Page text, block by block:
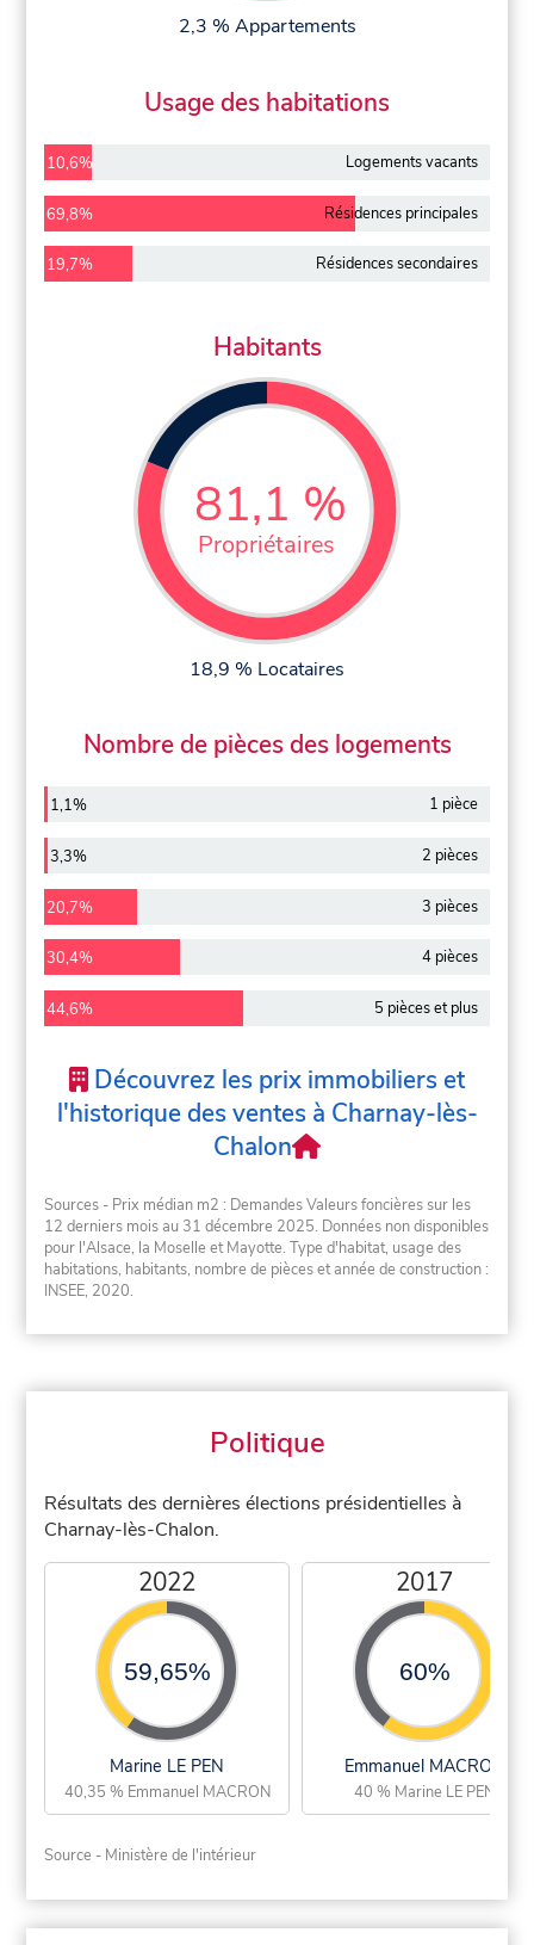
2,3 % Appartements
Usage des habitations
10,6% Logements vacants
69,8% Résidences principales
19,7% Résidences secondaires
Habitants
81,1 %
Propriétaires
18,9 % Locataires
Nombre de pièces des logements
1,1% 1 pièce
3,3% 2 pièces
20,7% 3 pièces
30,4% 4 pièces
44,6% 5 pièces et plus
Découvrez les prix immobiliers et
l'historique des ventes à Charnay-lès-
Chalon
Sources - Prix médian m2 : Demandes Valeurs foncières sur les
12 derniers mois au 31 décembre 2025. Données non disponibles
pour l'Alsace, la Moselle et Mayotte. Type d'habitat, usage des
habitations, habitants, nombre de pièces et année de construction :
INSEE, 2020.
Politique
Résultats des dernières élections présidentielles à
Charnay-lès-Chalon.
2022
59,65%
Marine LE PEN
40,35 % Emmanuel MACRON
2017
60%
Emmanuel MACRON
40 % Marine LE PEN
Source - Ministère de l'intérieur